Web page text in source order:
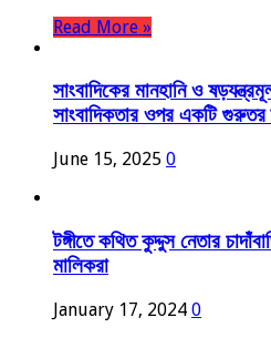
Read More »
সাংবাদিকের মানহানি ও
সাংবাদিকতার ওপর একটি গুরুতর
June 15, 2025 0
টঙ্গীতে কথিত কুদ্দুস নেতার
মালিকরা
January 17, 2024 0